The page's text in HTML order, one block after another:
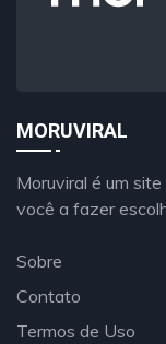
MORUVIRAL
Moruviral é um
você a fazer
Sobre
Contato
Termos de Uso